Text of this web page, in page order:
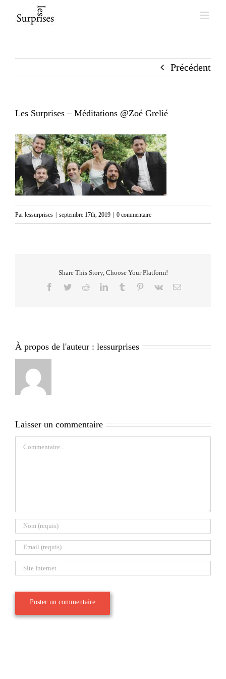
Précédent
Les Surprises – Méditations @Zoé Grelié
Par lessurprises septembre 17th, 2019 0 commentaire
Share This Story, Choose Your Platform!
Facebook
TwitterRedditLinkedInTumblr Pinterest
Vk Email
À propos de l'auteur : lessurprises
Laisser un commentaire
Commentaire